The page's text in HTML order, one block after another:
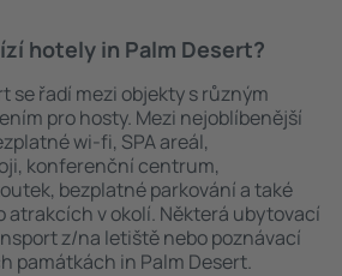
hotely in Palm Desert?
se řadí mezi objekty s různým
pro hosty. Mezi nejoblíbenější
wi-fi, SPA areál,
konferenční centrum,
bezplatné parkování a také
atrakcích v okolí. Některá ubytovací
z/na letiště nebo poznávací
památkách in Palm Desert.